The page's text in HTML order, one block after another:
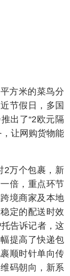
方米的菜鸟分
节假日，多国
出了“2欧元隔
，让网购货物能
万个包裹，新
倍，重点环节
境商家及本地
定的配送时效
告诉记者，这
提高了快递包
顺时针单向传
码朝向，新系